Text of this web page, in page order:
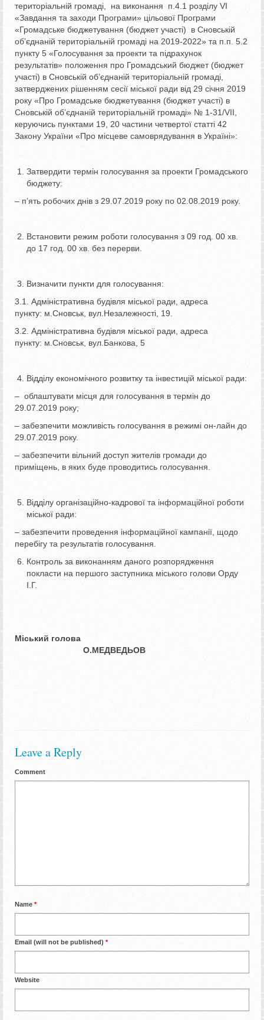
територіальній громаді, на виконання п.4.1 розділу VI
«Завдання та заходи Програми» цільової Програми
«Громадське бюджетування (бюджет участі) в Сновській
об’єднаній територіальній громаді на 2019-2022» та п.п. 5.2
пункту 5 «Голосування за проекти та підрахунок
результатів» положення про Громадський бюджет (бюджет
участі) в Сновській об’єднаній територіальній громаді,
затверджених рішенням сесії міської ради від 29 січня 2019
року «Про Громадське бюджетування (бюджет участі) в
Сновській об’єднаній територіальній громаді» № 1-31/VII,
керуючись пунктами 19, 20 частини четвертої статті 42
Закону України «Про місцеве самоврядування в Україні»:
Затвердити термін голосування за проекти Громадського
бюджету:
– п’ять робочих днів з 29.07.2019 року по 02.08.2019 року.
Встановити режим роботи голосування з 09 год. 00 хв.
до 17 год. 00 хв. без перерви.
Визначити пункти для голосування:
3.1. Адміністративна будівля міської ради, адреса
пункту: м.Сновськ, вул.Незалежності, 19.
3.2. Адміністративна будівля міської ради, адреса
пункту: м.Сновськ, вул.Банкова, 5
Відділу економічного розвитку та інвестицій міської ради:
– облаштувати місця для голосування в термін до
29.07.2019 року;
– забезпечити можливість голосування в режимі он-лайн до
29.07.2019 року.
– забезпечити вільний доступ жителів громади до
приміщень, в яких буде проводитись голосування.
Відділу організаційно-кадрової та інформаційної роботи
міської ради:
– забезпечити проведення інформаційної кампанії, щодо
перебігу та результатів голосування.
Контроль за виконанням даного розпорядження
покласти на першого заступника міського голови Орду
І.Г.
Міський голова
О.МЕДВЕДЬОВ
Leave a Reply
Comment
Name *
Email (will not be published) *
Website